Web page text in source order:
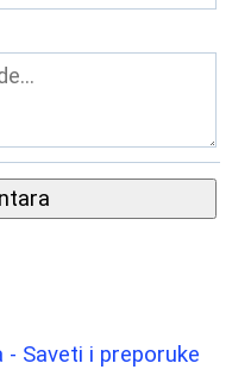
Saveti i preporuke